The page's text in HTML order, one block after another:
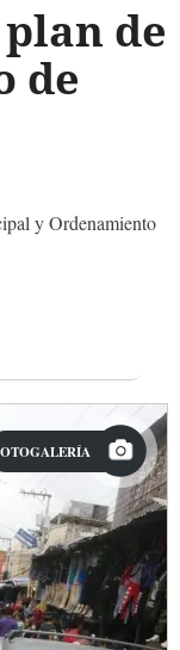
de
de
y Ordenamiento